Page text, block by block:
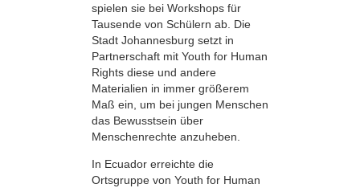
spielen sie bei Workshops für
Tausende von Schülern ab. Die
Stadt Johannesburg setzt in
Partnerschaft mit Youth for Human
Rights diese und andere
Materialien in immer größerem
Maß ein, um bei jungen Menschen
das Bewusstsein über
Menschenrechte anzuheben.
In Ecuador erreichte die
Ortsgruppe von Youth for Human